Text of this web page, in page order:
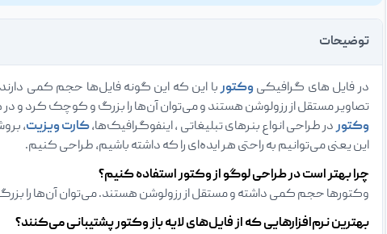
توضیحات
در فایل های گرافیکی وکتوربا این که این گونه فایل‌ها حجم کمی
تصاویر مستقل از رزولوشن هستند و می‌توان آن‌ها را بزرگ و کوچک کرد و
وکتوردر طراحی انواع بنرهای تبلیغاتی ، اینفوگرافیک‌ها،کارت ویزیت‌،
این یعنی می‌توانیم به راحتی هر ایده‌ای را که داشته باشیم، طراحی کنیم.
چرا بهتر است در طراحی لوگو از وکتور استفاده کنیم؟
وکتورها حجم کمی داشته و مستقل از رزولوشن هستند. می‌توان آن‌ها را
بهترین نرم‌افزارهایی که از فایل‌های لایه باز وکتور پشتیبانی می‌کنند؟